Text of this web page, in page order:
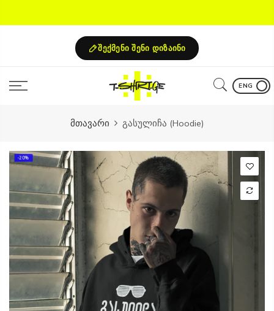
შექმენი შენი დიზაინი
ENG
მთავარი გასულიჩა (Hoodie)
-20%